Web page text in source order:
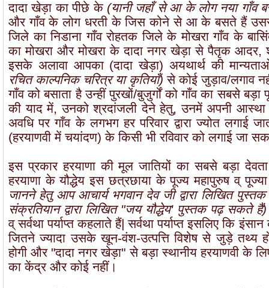
दादा खेड़ा का पीछे के(यानी जहाँ से आ के लोग नया गाँव
और गाँव के लोग धरती के जिस कोने से आ के बसते हैं
जिले का निडाना गाँव रोहतक जिले के मोखरा गाँव के
का मोखरा और मोखरा के दादा नगर खेड़ा से पैतृक आदर,
इसके अलावा आपका (दादा खेड़ा) अयथार्थ की
रचित काल्पनिक चरित्र या कृतियाँ)से कोई जुड़ाव/लगाव
गाँव को बसाता है उन्हीं पुरखों/बुजुर्गों को गाँव का सबसे बड़ा
की याद में, उनको श्रदांजली देने हेतु, उनमें अपनी
अवधि पर गाँव के लगभग हर परिवार द्वारा ज्योत लगाई
(हरयाणवी में चयांदण) के किसी भी रविवार को लगाई जा
इस प्रकार हरयाणा की मूल जातियों का सबसे बड़ा
हरयाणा के यौद्धेय इस छत्रछाया के पूज्य महापुरुष व् पूज्या
जानने हेतु आप आचार्य भगवान देव जी द्वारा लिखित पुस्तक
संक्रतियान द्वारा लिखित "जय यौद्धेय' पुस्तक पढ़ सकते हैं)
व् सर्वथा पर्याप्त कहलाते हैं| सर्वथा पर्याप्त इसलिए कि
जितने ज्यादा उसके खून-वंश-उत्पत्ति विशेष से जुड़े तथ्य
होगी और "दादा नगर खेड़ा" से बड़ा स्थानीय हरयाणवी के
का केंद्र और कोई नहीं।